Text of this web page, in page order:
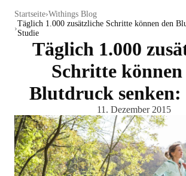
Startseite Withings Blog
Täglich 1.000 zusätzliche Schritte können den
Studie
Täglich 1.000
Schritte können
Blutdruck senken:
11. Dezember 2015